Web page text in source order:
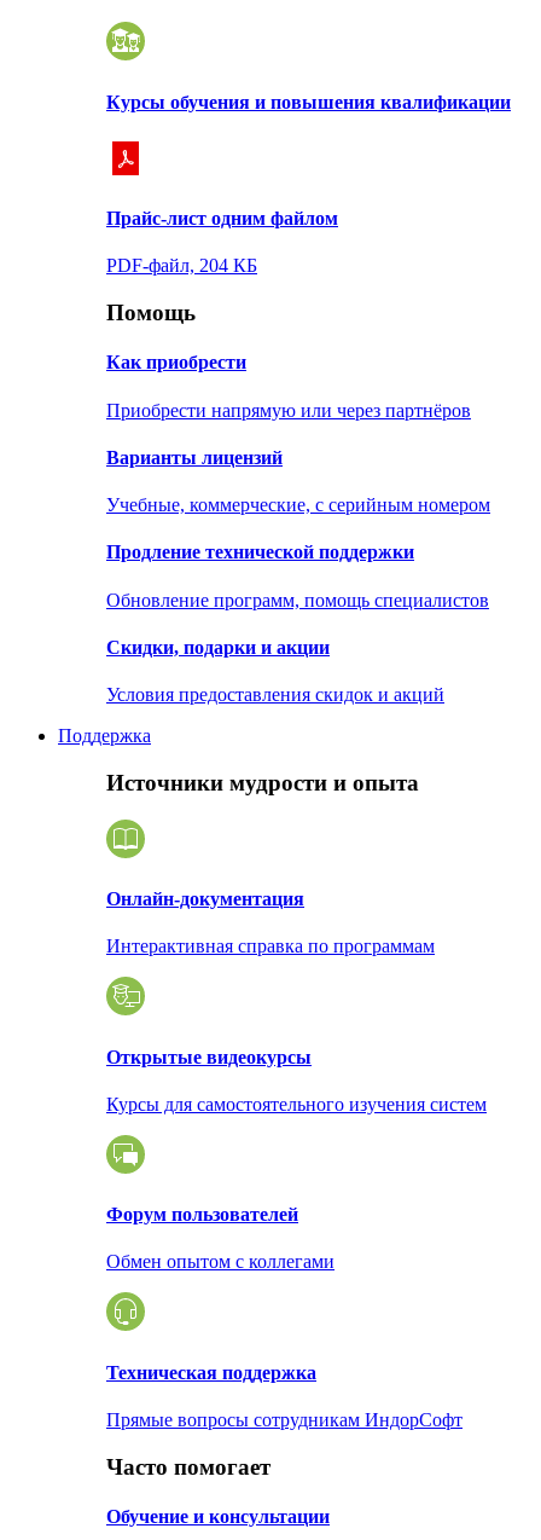
Курсы обучения и повышения квалификации
Прайс-лист одним файлом
PDF-файл, 204 КБ
Помощь
Как приобрести
Приобрести напрямую или через партнёров
Варианты лицензий
Учебные, коммерческие, с серийным номером
Продление технической поддержки
Обновление программ, помощь специалистов
Скидки, подарки и акции
Условия предоставления скидок и акций
Поддержка
Источники мудрости и опыта
Онлайн-документация
Интерактивная справка по программам
Открытые видеокурсы
Курсы для самостоятельного изучения систем
Форум пользователей
Обмен опытом с коллегами
Техническая поддержка
Прямые вопросы сотрудникам ИндорСофт
Часто помогает
Обучение и консультации